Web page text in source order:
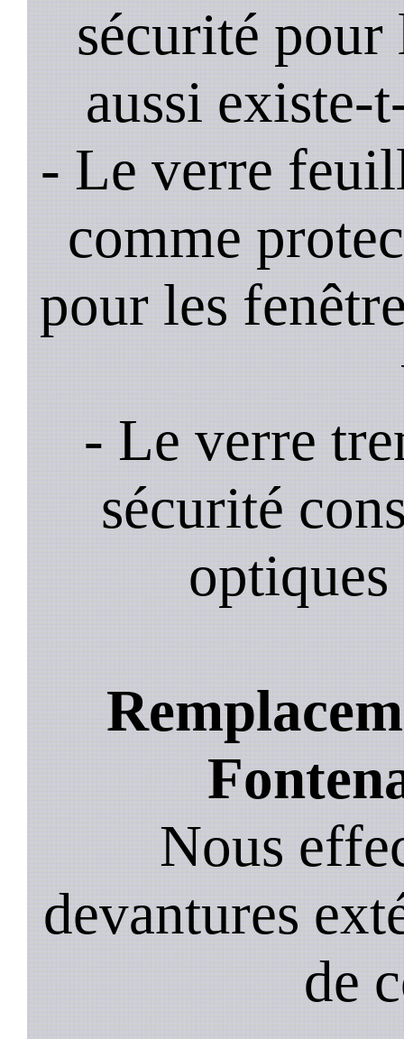
sécurité pour
aussi
- Le verre
comme
pour les
- Le verre
sécurité
optiques
Nous
devantures
de